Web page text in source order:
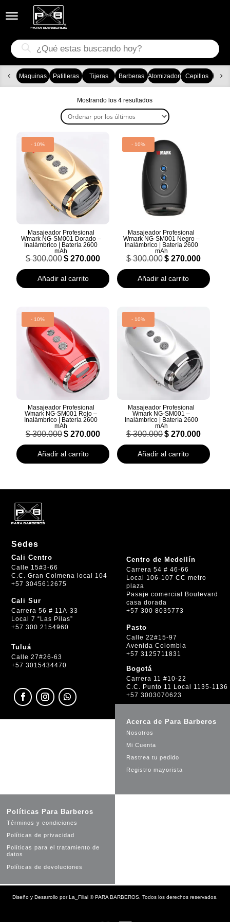
Búsqueda
de
productos
Maquinas Patilleras Tijeras Barberas AtomizadoresCepillos
Mostrando los 4 resultadosOrdenado
por
los
- 10%
Masajeador Profesional
Wmark NG-SM001 Dorado –
Inalámbrico | Batería 2600
mAh
$300.000 El
precio
original
era:
$ 270.000
actual
$ 270.000.
Añadir al carrito
- 10%
Masajeador Profesional
Wmark NG-SM001 Negro –
Inalámbrico | Batería 2600
mAh
$300.000 El
precio
original
era:
$270.000El
actual
$ 270.000.
Añadir al carrito
- 10%
Masajeador Profesional
Wmark NG-SM001 Rojo –
Inalámbrico | Batería 2600
mAh
$300.000 El
precio
original
era:
$ 270.000
actual
$ 270.000.
Añadir al carrito
- 10%
Masajeador Profesional
Wmark NG-SM001 –
Inalámbrico | Batería 2600
mAh
$300.000 El
precio
original
era:
$270.000El
actual
$ 270.000.
Añadir al carrito
Sedes
Cali Centro
Calle 15#3-66
C.C. Gran Colmena local 104
+57 3045612675
Cali Sur
Carrera 56 # 11A-33
Local 7 “Las Pilas”
+57 300 2154960
Tuluá
Calle 27#26-63
+57 3015434470
Centro de Medellín
Carrera 54 # 46-66
Local 106-107 CC metro
plaza
Pasaje comercial Boulevard
casa dorada
+57 300 8035773
Pasto
Calle 22#15-97
Avenida Colombia
+57 3125711831
Bogotá
Carrera 11 #10-22
C.C. Punto 11 Local 1135-1136
+57 3003070623
Acerca de Para Barberos
Nosotros
Mi Cuenta
Rastrea tu pedido
Registro mayorista
Políticas Para Barberos
Términos y condiciones
Políticas de privacidad
Políticas para el tratamiento de
datos
Políticas de devoluciones
Diseño y Desarrollo porLa_Filial ©PARA BARBEROS. Todos los derechos reservados.